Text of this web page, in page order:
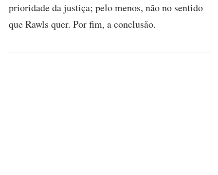
prioridade da justiça; pelo menos, não no sentido
que Rawls quer. Por fim, a conclusão.